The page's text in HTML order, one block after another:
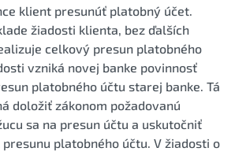
klient presunúť platobný účet.
žiadosti klienta, bez ďalších
celkový presun platobného
vzniká novej banke povinnosť
platobného účtu starej banke. Tá
doložiť zákonom požadovanú
sa na presun účtu a uskutočniť
platobného účtu. V žiadosti o